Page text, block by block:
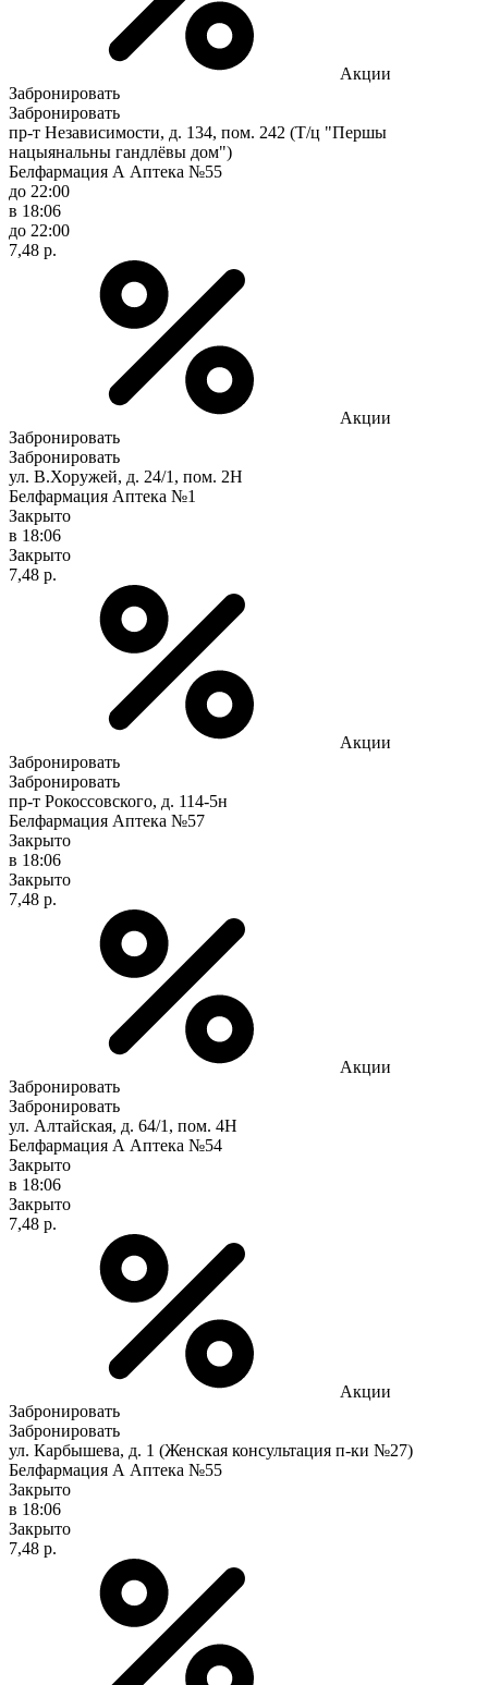
Акции
Забронировать
Забронировать
пр-т Независимости, д. 134, пом. 242 (Т/ц "Першы
нацыянальны гандлёвы дом")
Белфармация А Аптека №55
до 22:00
в 18:06
до 22:00
7,48 р.
Акции
Забронировать
Забронировать
ул. В.Хоружей, д. 24/1, пом. 2Н
Белфармация Аптека №1
Закрыто
в 18:06
Закрыто
7,48 р.
Акции
Забронировать
Забронировать
пр-т Рокоссовского, д. 114-5н
Белфармация Аптека №57
Закрыто
в 18:06
Закрыто
7,48 р.
Акции
Забронировать
Забронировать
ул. Алтайская, д. 64/1, пом. 4Н
Белфармация А Аптека №54
Закрыто
в 18:06
Закрыто
7,48 р.
Акции
Забронировать
Забронировать
ул. Карбышева, д. 1 (Женская консультация п-ки №27)
Белфармация А Аптека №55
Закрыто
в 18:06
Закрыто
7,48 р.